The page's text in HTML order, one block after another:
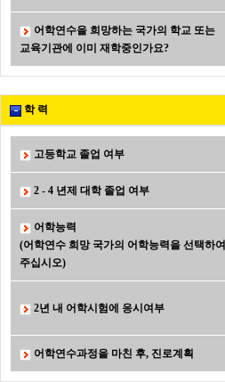
어학연수을 희망하는 국가의 학교 또는
교육기관에 이미 재학중인가요?
학 력
고등학교 졸업 여부
2 - 4 년제 대학 졸업 여부
어학능력
(어학연수 희망 국가의 어학능력을 선택하여
주십시오)
2년 내 어학시험에 응시여부
어학연수과정을 마친 후, 진로계획